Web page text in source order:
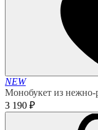
NEW
Монобукет из нежно-
3 190 ₽